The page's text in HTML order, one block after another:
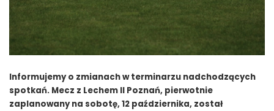
Informujemy o zmianach w terminarzu nadchodzących
spotkań. Mecz z Lechem II Poznań, pierwotnie
zaplanowany na sobotę, 12 października, został